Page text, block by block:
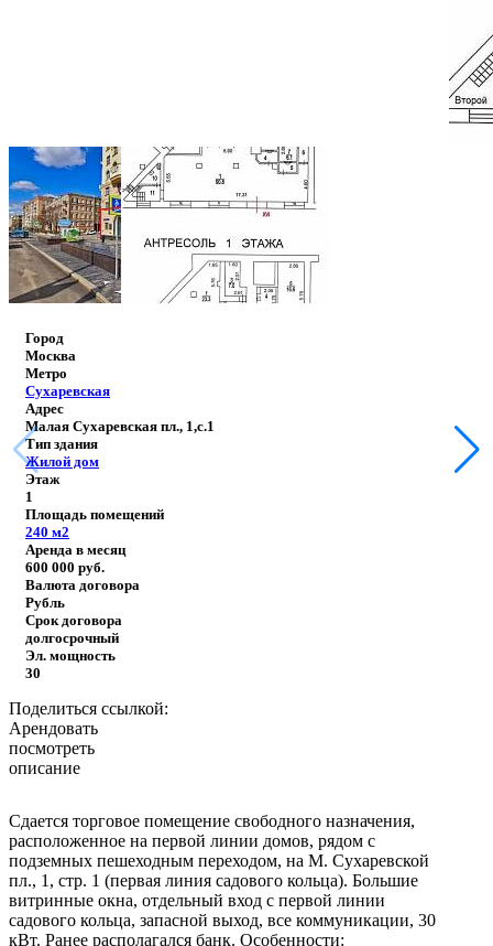
Город
Москва
Метро
Сухаревская
Адрес
Малая Сухаревская пл., 1,с.1
Тип здания
Жилой дом
Этаж
1
Площадь помещений
240 м2
Аренда в месяц
600 000 руб.
Валюта договора
Рубль
Срок договора
долгосрочный
Эл. мощность
30
Поделиться ссылкой:
Арендовать
посмотреть
описание
Сдается торговое помещение свободного назначения,
расположенное на первой линии домов, рядом с
подземных пешеходным переходом, на М. Сухаревской
пл., 1, стр. 1 (первая линия садового кольца). Большие
витринные окна, отдельный вход с первой линии
садового кольца, запасной выход, все коммуникации, 30
кВт. Ранее располагался банк. Особенности: